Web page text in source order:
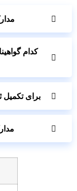
کدام
برای تکمیل